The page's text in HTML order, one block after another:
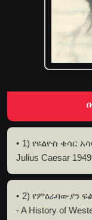
1) የዩልዮስ ቄሳር
Julius Caesar
2) የምዕራባውያን
- A History of